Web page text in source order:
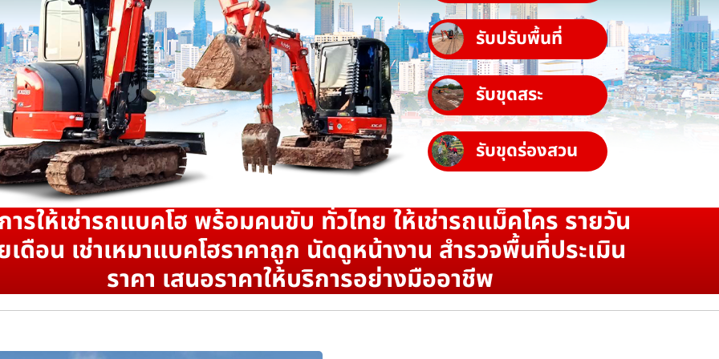
รับปรับพื้นที่
รับขุดสระ
รับขุดร่องสวน
ารให้เช่ารถแบคโฮ พร้อมคนขับ ทั่วไทย ให้เช่ารถแม็คโคร รายวัน
เดือน เช่าเหมาแบคโฮราคาถูก นัดดูหน้างาน สำรวจพื้นที่ประเมิน
ราคา เสนอราคาให้บริการอย่างมืออาชีพ